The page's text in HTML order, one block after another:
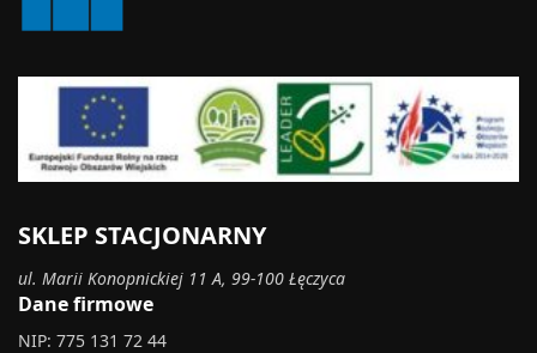
SKLEP STACJONARNY
ul. Marii Konopnickiej 11 A, 99-100 Łęczyca
Dane firmowe
NIP: 775 131 72 44